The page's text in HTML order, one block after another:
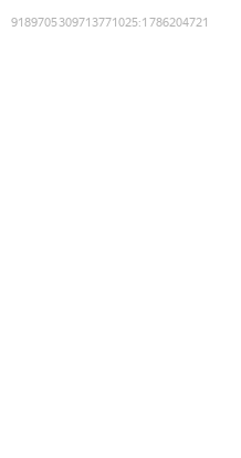
9189705309713771025:1786204721